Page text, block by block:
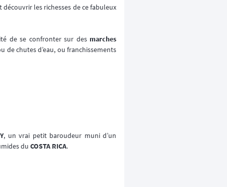
découvrir les richesses de ce fabuleux
de se confronter sur des marches
de chutes d’eau, ou franchissements
, un vrai petit baroudeur muni d’un
du COSTA RICA.